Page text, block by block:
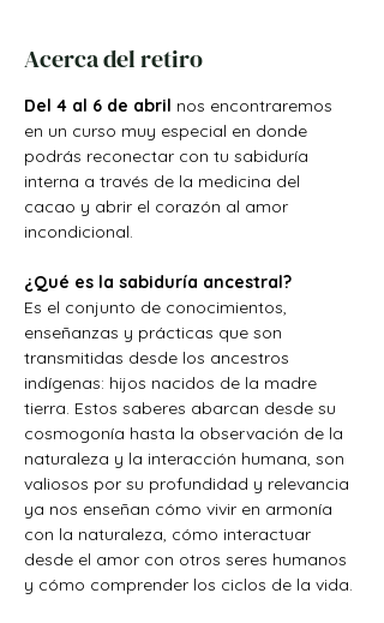
Acerca del retiro
Del 4 al 6 de abril nos encontraremos
en un curso muy especial en donde
podrás reconectar con tu sabiduría
interna a través de la medicina del
cacao y abrir el corazón al amor
incondicional.
¿Qué es la sabiduría ancestral?
Es el conjunto de conocimientos,
enseñanzas y prácticas que son
transmitidas desde los ancestros
indígenas: hijos nacidos de la madre
tierra. Estos saberes abarcan desde su
cosmogonía hasta la observación de la
naturaleza y la interacción humana, son
valiosos por su profundidad y relevancia
ya nos enseñan cómo vivir en armonía
con la naturaleza, cómo interactuar
desde el amor con otros seres humanos
y cómo comprender los ciclos de la vida.